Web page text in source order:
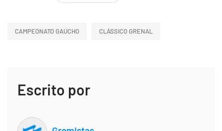
CAMPEONATO GAÚCHO CLÁSSICO GRENAL
Escrito por